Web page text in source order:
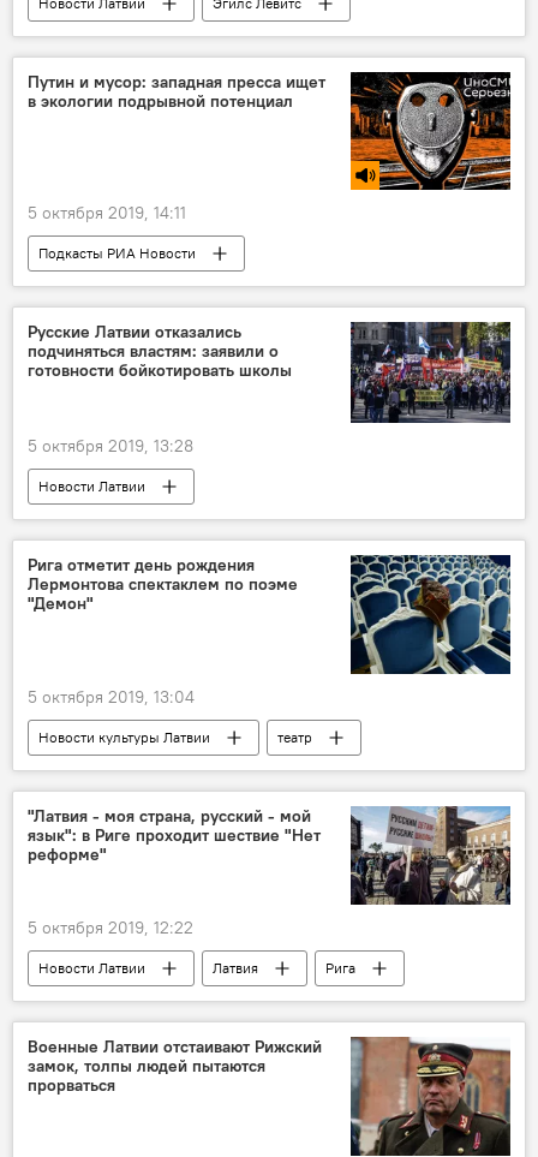
Латвия
школа
конкуренция
Путин и мусор: западная пресса ищет
в экологии подрывной потенциал
5 октября 2019, 14:11
Подкасты РИА Новости
Радио Sputnik Латвия
СМИ
экология
мусор
Русские Латвии отказались
подчиняться властям: заявили о
готовности бойкотировать школы
5 октября 2019, 13:28
Новости Латвии
Русские школы: языковой барьер или мост
Рига отметит день рождения
Лермонтова спектаклем по поэме
"Демон"
5 октября 2019, 13:04
Новости культуры Латвии
театр
Рига
Латвия
"Латвия - моя страна, русский - мой
язык": в Риге проходит шествие "Нет
реформе"
5 октября 2019, 12:22
Новости Латвии Латвия
Рига
реформа образования
Военные Латвии отстаивают Рижский
замок, толпы людей пытаются
прорваться